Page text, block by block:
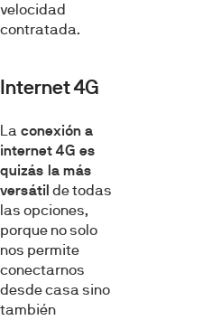
velocidad
contratada.
Internet 4G
La conexión a
internet 4G es
quizás la más
versátil de todas
las opciones,
porque no solo
nos permite
conectarnos
desde casa sino
también